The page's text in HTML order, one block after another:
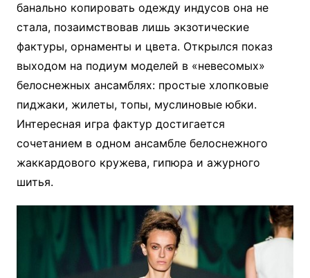
банально копировать одежду индусов она не
стала, позаимствовав лишь экзотические
фактуры, орнаменты и цвета. Открылся показ
выходом на подиум моделей в «невесомых»
белоснежных ансамблях: простые хлопковые
пиджаки, жилеты, топы, муслиновые юбки.
Интересная игра фактур достигается
сочетанием в одном ансамбле белоснежного
жаккардового кружева, гипюра и ажурного
шитья.